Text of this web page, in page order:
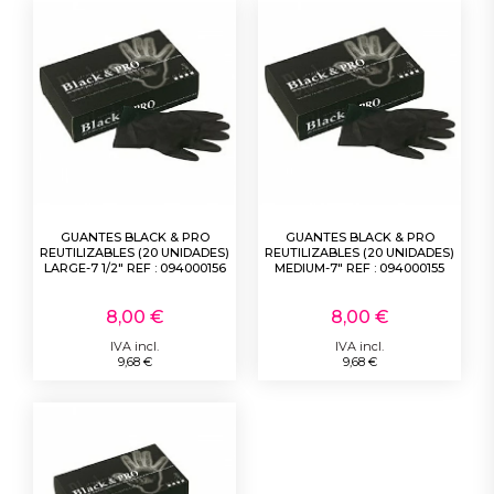
GUANTES BLACK & PRO
REUTILIZABLES (20 UNIDADES)
LARGE-7 1/2" REF : 094000156
8,00 €
IVA incl.
9,68 €
GUANTES BLACK & PRO
REUTILIZABLES (20 UNIDADES)
MEDIUM-7" REF : 094000155
8,00 €
IVA incl.
9,68 €